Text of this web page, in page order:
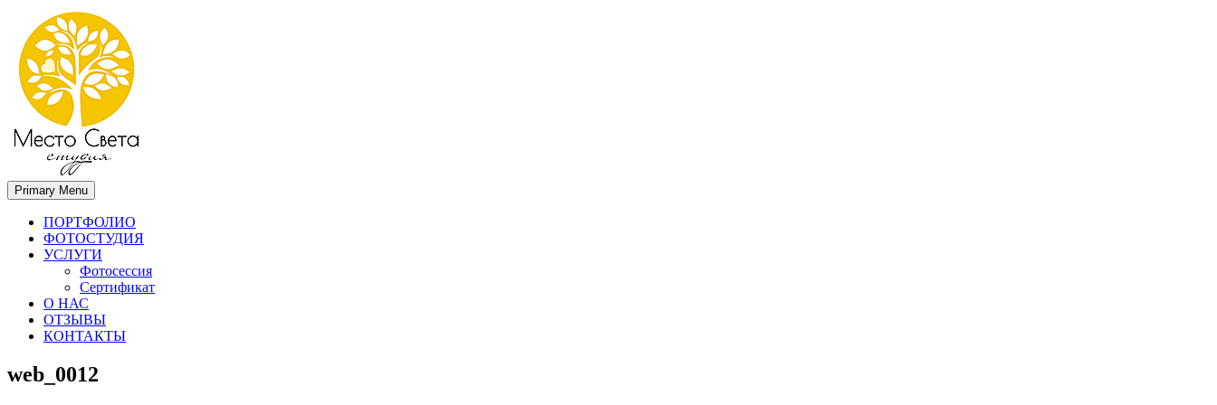
Место света. Свадебный фотограф в Орле Апальков Вячеслав
Свадебный фотограф в Орле
Primary Menu
ПОРТФОЛИО
ФОТОСТУДИЯ
УСЛУГИ
Фотосессия
Сертификат
О НАС
ОТЗЫВЫ
КОНТАКТЫ
web_0012